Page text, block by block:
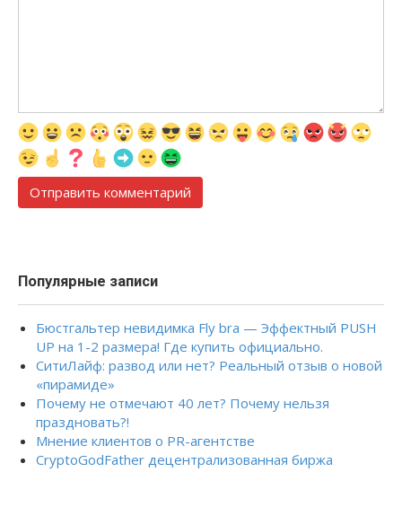
Популярные записи
Бюстгальтер невидимка Fly bra — Эффектный PUSH
UP на 1-2 размера! Где купить официально.
СитиЛайф: развод или нет? Реальный отзыв о новой
«пирамиде»
Почему не отмечают 40 лет? Почему нельзя
праздновать?!
Мнение клиентов о PR-агентстве
CryptoGodFather децентрализованная биржа